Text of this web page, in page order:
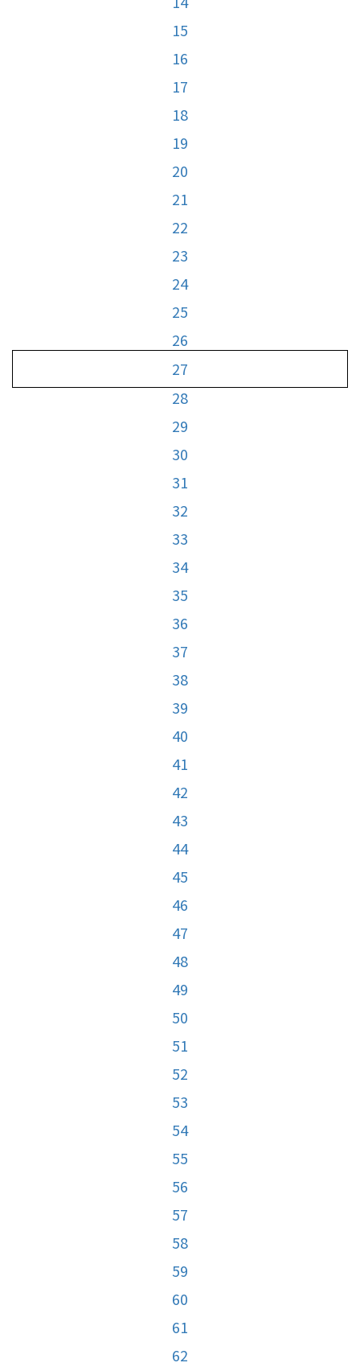
15
16
17
18
19
20
21
22
23
24
25
26
27
28
29
30
31
32
33
34
35
36
37
38
39
40
41
42
43
44
45
46
47
48
49
50
51
52
53
54
55
56
57
58
59
60
61
62